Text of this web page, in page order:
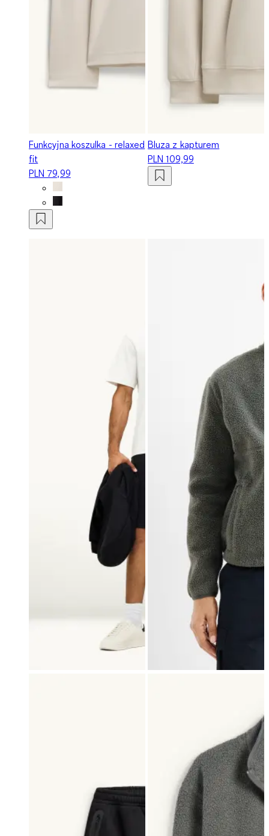
Funkcyjna koszulka - relaxed
fit
PLN 79,99
Bluza z kapturem
PLN 109,99